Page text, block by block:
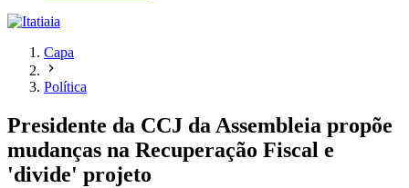
Capa
Política
Presidente da CCJ da Assembleia propõe
mudanças na Recuperação Fiscal e
'divide' projeto